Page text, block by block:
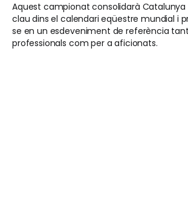
Aquest campionat consolidarà
clau dins el calendari eqüestre mundial i
se en un esdeveniment de referència
professionals com per a aficionats.